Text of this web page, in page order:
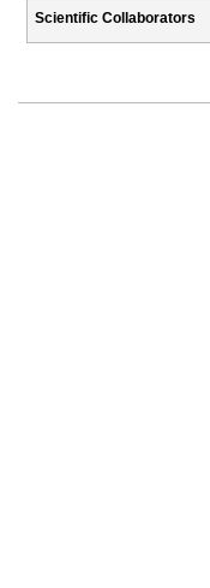
Scientific Collaborators